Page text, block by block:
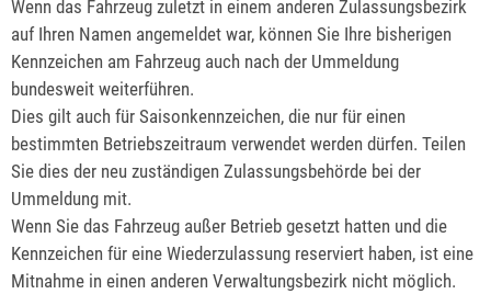
Wenn das Fahrzeug zuletzt in einem anderen Zulassungsbezirk
auf Ihren Namen angemeldet war, können Sie Ihre bisherigen
Kennzeichen am Fahrzeug auch nach der Ummeldung
bundesweit weiterführen.
Dies gilt auch für Saisonkennzeichen, die nur für einen
bestimmten Betriebszeitraum verwendet werden dürfen. Teilen
Sie dies der neu zuständigen Zulassungsbehörde bei der
Ummeldung mit.
Wenn Sie das Fahrzeug außer Betrieb gesetzt hatten und die
Kennzeichen für eine Wiederzulassung reserviert haben, ist eine
Mitnahme in einen anderen Verwaltungsbezirk nicht möglich.